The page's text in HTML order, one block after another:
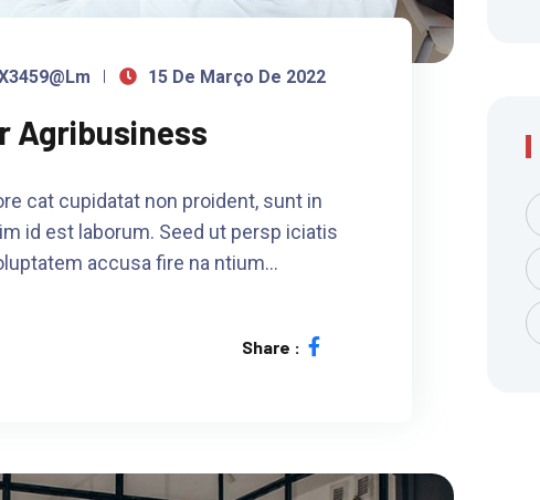
15 De Março De 2022
Agribusiness
cat cupidatat non proident, sunt in
id est laborum. Seed ut persp iciatis
accusa fire na ntium…
Share :